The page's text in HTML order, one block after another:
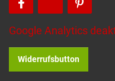
Google Analytics
Widerrufsbutton